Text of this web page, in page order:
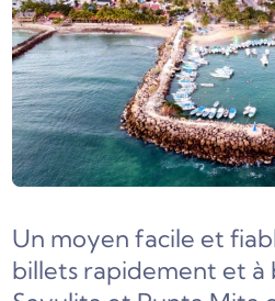
Un moyen facile et
billets rapidement et à